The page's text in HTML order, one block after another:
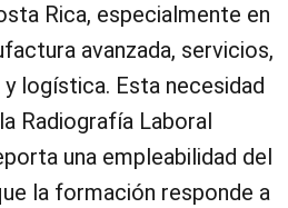
Rica, especialmente en
avanzada, servicios,
logística. Esta necesidad
Radiografía Laboral
una empleabilidad del
la formación responde a